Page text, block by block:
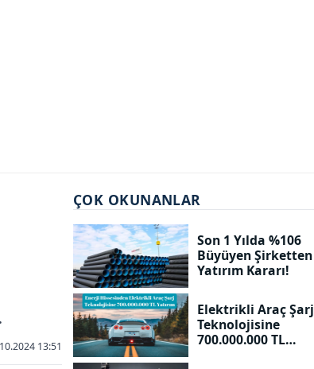
13:51
ÇOK OKUNANLAR
Son 1 Yılda %106
Büyüyen Şirketten
Yatırım Kararı!
Elektrikli Araç Şarj
Teknolojisine
700.000.000 TL